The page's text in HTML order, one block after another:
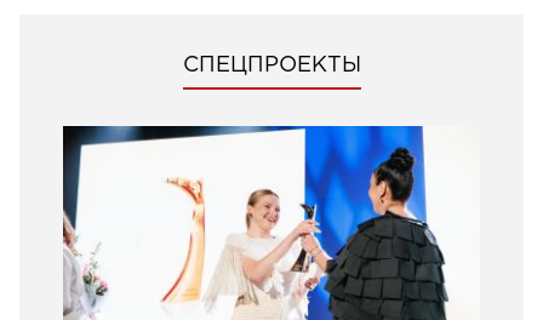
СПЕЦПРОЕКТЫ